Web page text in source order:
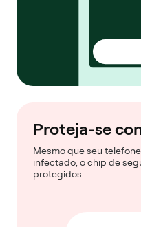
Proteja-se
Mesmo que seu
infectado, o chip de
protegidos.